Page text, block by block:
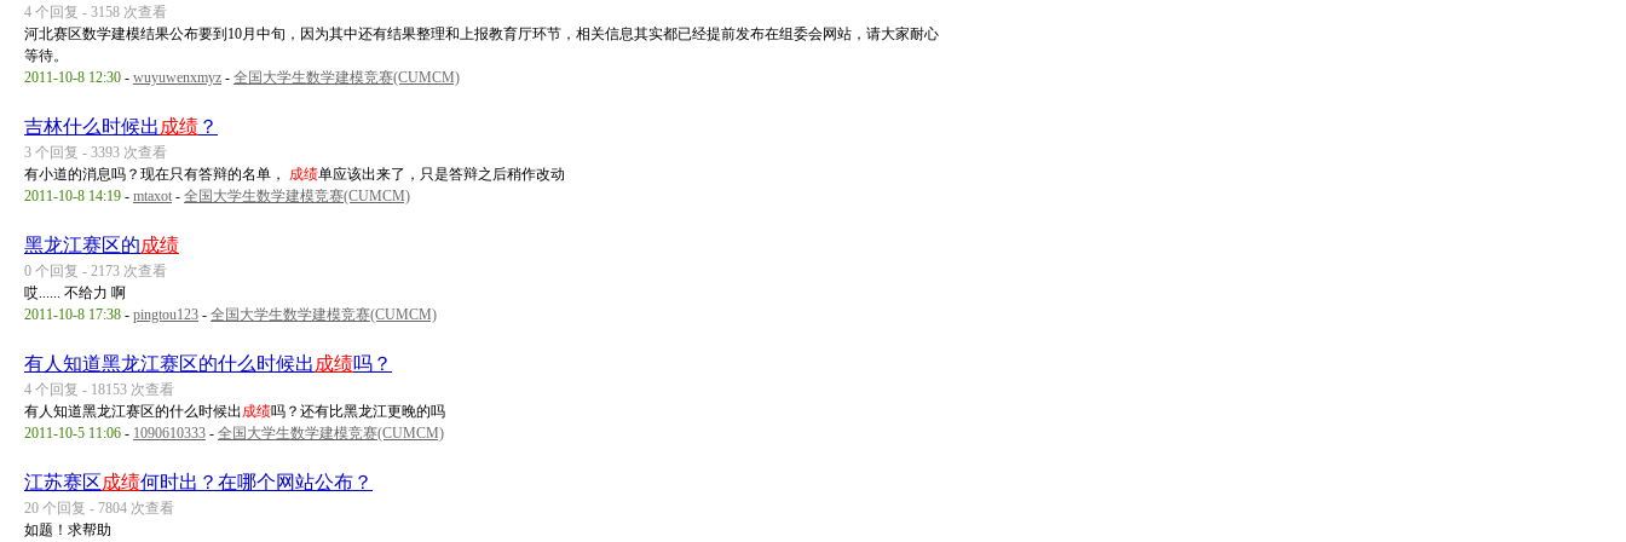
4 个回复 - 3158 次查看
河北赛区数学建模结果公布要到10月中旬，因为其中还有结果整理和上报教育厅环节，相关信息其实都已经提前发布在组委会网站，请大家耐心
等待。
2011-10-8 12:30 - wuyuwenxmyz - 全国大学生数学建模竞赛(CUMCM)
吉林什么时候出 成绩 ？
3 个回复 - 3393 次查看
有小道的消息吗？现在只有答辩的名单， 成绩单应该出来了，只是答辩之后稍作改动
2011-10-8 14:19 - mtaxot - 全国大学生数学建模竞赛(CUMCM)
黑龙江赛区的成绩
0 个回复 - 2173 次查看
哎...... 不给力 啊
2011-10-8 17:38 - pingtou123 - 全国大学生数学建模竞赛(CUMCM)
有人知道黑龙江赛区的什么时候出 成绩吗？
4 个回复 - 18153 次查看
有人知道黑龙江赛区的什么时候出成绩吗？还有比黑龙江更晚的吗
2011-10-5 11:06 - 1090610333 - 全国大学生数学建模竞赛(CUMCM)
江苏赛区成绩何时出？在哪个网站公布？
20 个回复 - 7804 次查看
如题！求帮助